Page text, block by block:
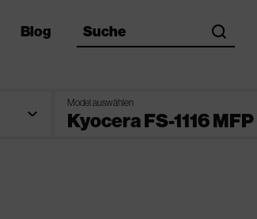
Blog Suche search
Model auswählen